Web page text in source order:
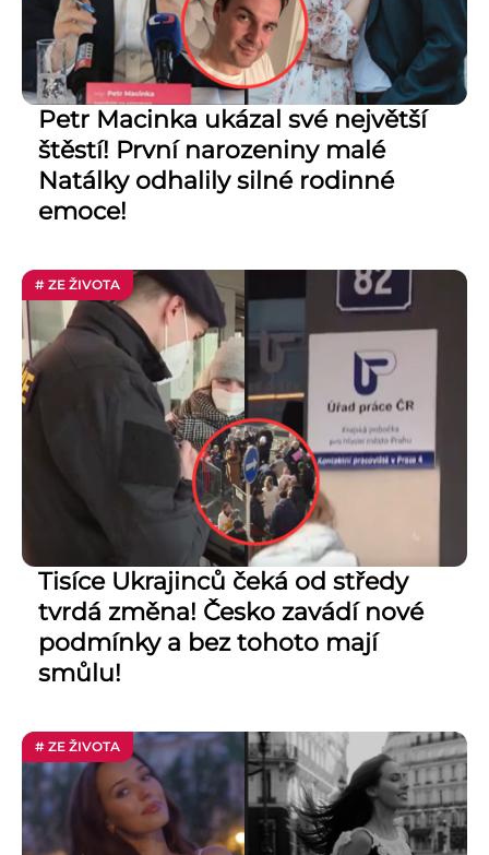
Petr Macinka ukázal své největší
štěstí! První narozeniny malé
Natálky odhalily silné rodinné
emoce!
# ZE ŽIVOTA
Tisíce Ukrajinců čeká od středy
tvrdá změna! Česko zavádí nové
podmínky a bez tohoto mají
smůlu!
# ZE ŽIVOTA